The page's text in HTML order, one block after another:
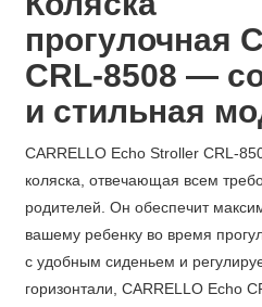
прогулочная
CRL-8508 —
и стильная
CARRELLO Echo Stroller CRL-
коляска, отвечающая всем
родителей. Он обеспечит
вашему ребенку во время
с удобным сиденьем и
горизонтали, CARRELLO Echo